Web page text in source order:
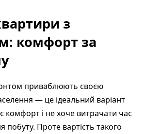
з
комфорт за
приваблюють своєю
— це ідеальний варіант
комфорт і не хоче витрачати час
побуту. Проте вартість такого